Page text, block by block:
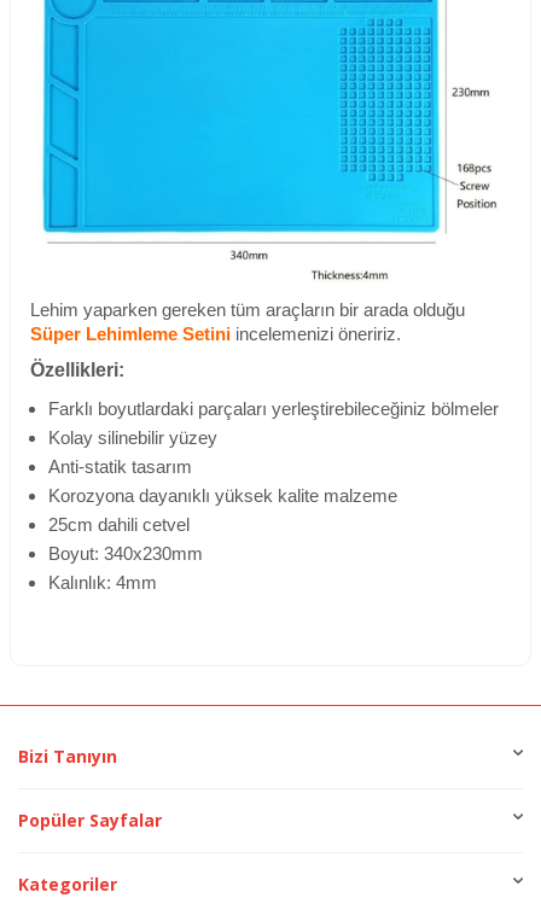
Lehim yaparken gereken tüm araçların bir arada olduğu
Süper Lehimleme Setini incelemenizi öneririz.
Özellikleri:
Farklı boyutlardaki parçaları yerleştirebileceğiniz bölmeler
Kolay silinebilir yüzey
Anti-statik tasarım
Korozyona dayanıklı yüksek kalite malzeme
25cm dahili cetvel
Boyut: 340x230mm
Kalınlık: 4mm
Bizi Tanıyın
Popüler Sayfalar
Kategoriler